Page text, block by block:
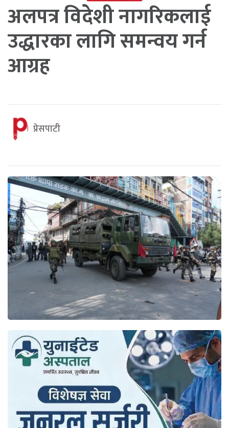
अलपत्र विदेशी नागरिकलाई
उद्धारका लागि समन्वय गर्न
आग्रह
प्रेसपाटी